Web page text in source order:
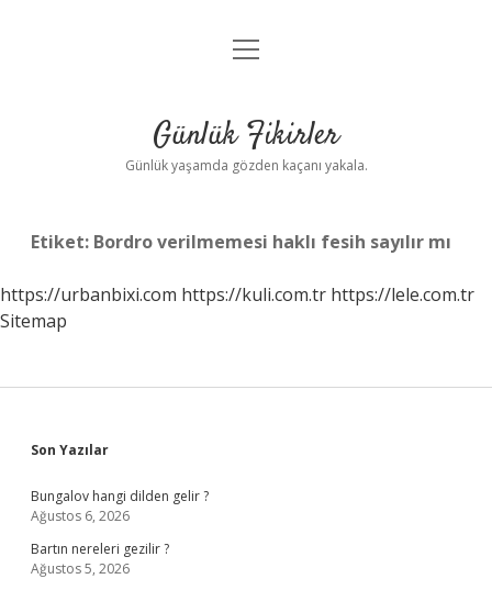
Anasayfa
Yasal Uyarı
menüyü
Günlük Fikirler
Günlük yaşamda gözden kaçanı yakala.
Etiket: Bordro verilmemesi haklı fesih sayılır mı
https://urbanbixi.com https://kuli.com.tr https://lele.com.tr
Sitemap
Sidebar
Son Yazılar
Bungalov hangi dilden gelir ?
Ağustos 6, 2026
Bartın nereleri gezilir ?
Ağustos 5, 2026